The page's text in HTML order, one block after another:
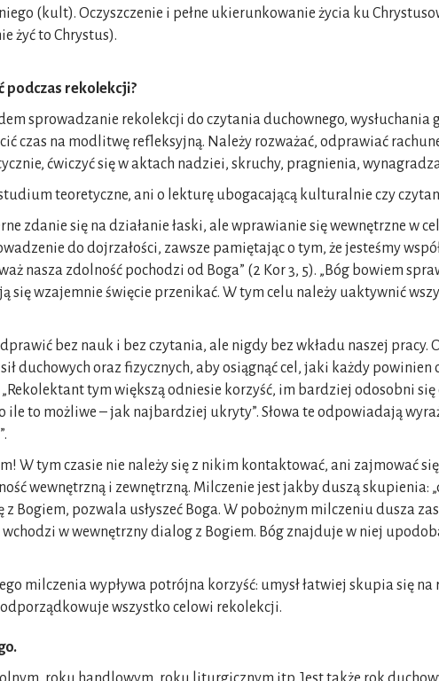
(kult). Oczyszczenie i pełne ukierunkowanie życia ku
żyć to Chrystus).
podczas rekolekcji?
sprowadzanie rekolekcji do czytania duchownego,
czas na modlitwę refleksyjną. Należy rozważać, odprawiać
ćwiczyć się w aktach nadziei, skruchy, pragnienia,
teoretyczne, ani o lekturę ubogacającą kulturalnie czy
zdanie się na działanie łaski, ale wprawianie się wewnętrzne w
do dojrzałości, zawsze pamiętając o tym, że jesteśmy
nasza zdolność pochodzi od Boga” (2 Kor 3, 5). „Bóg bowiem
się wzajemnie święcie przenikać. W tym celu należy uaktywnić
bez nauk i bez czytania, ale nigdy bez wkładu naszej
duchowych oraz fizycznych, aby osiągnąć cel, jaki każdy
„Rekolektant tym większą odniesie korzyść, im bardziej odosobni
ile to możliwe – jak najbardziej ukryty”. Słowa te odpowiadają
W tym czasie nie należy się z nikim kontaktować, ani zajmować
wewnętrzną i zewnętrzną. Milczenie jest jakby duszą skupienia:
Bogiem, pozwala usłyszeć Boga. W pobożnym milczeniu dusza
w wewnętrzny dialog z Bogiem. Bóg znajduje w niej
milczenia wypływa potrójna korzyść: umysł łatwiej skupia się
wszystko celowi rekolekcji.